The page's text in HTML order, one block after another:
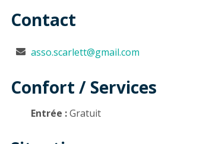
Contact
asso.scarlett@gmail.com
Confort / Services
Entrée :Gratuit